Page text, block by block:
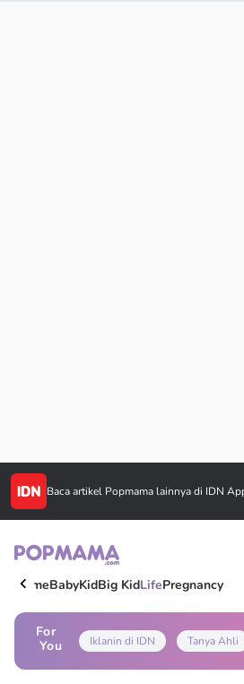
Baca artikel Popmama lainnya di IDN
HomeBabyKidBig KidLifePregnancy
For
You
Iklanin di IDN Tanya Ahli